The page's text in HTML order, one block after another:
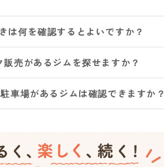
は何を確認するとよいですか？
売があるジムを探せますか？
車場があるジムは確認できますか？